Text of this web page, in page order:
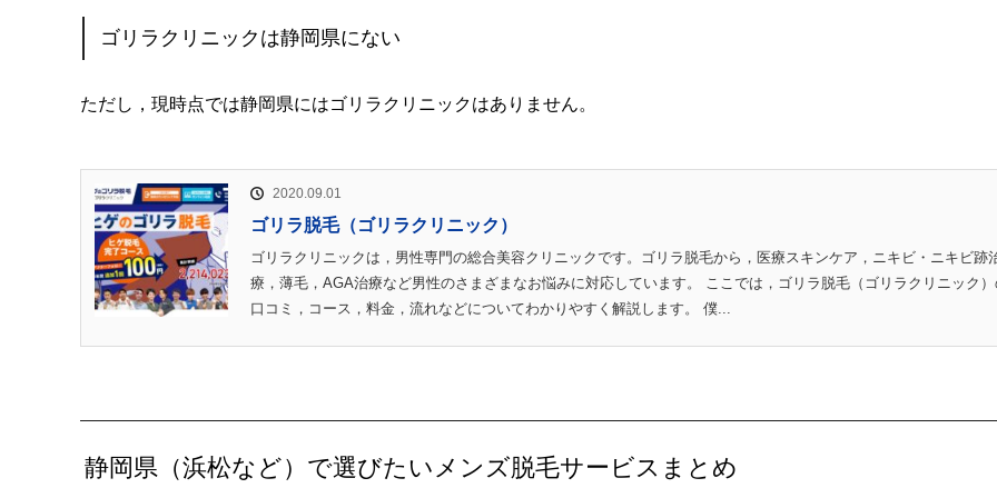
ゴリラクリニックは静岡県にない
ただし，現時点では静岡県にはゴリラクリニックはありません。
2020.09.01
ゴリラ脱毛（ゴリラクリニック）
ゴリラクリニックは，男性専門の総合美容クリニックです。ゴリラ脱毛から，医療スキンケア，ニキビ・ニキビ跡
療，薄毛，AGA治療など男性のさまざまなお悩みに対応しています。 ここでは，ゴリラ脱毛（ゴリラクリニック
口コミ，コース，料金，流れなどについてわかりやすく解説します。 僕...
静岡県（浜松など）で選びたいメンズ脱毛サービスまとめ